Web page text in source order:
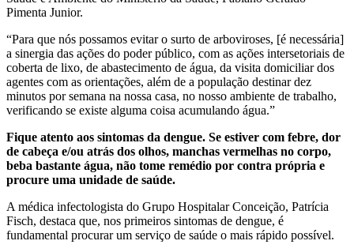
Pimenta Junior.
“Para que nós possamos evitar o surto de arboviroses, [é necessária]
a sinergia das ações do poder público, com as ações intersetoriais de
coberta de lixo, de abastecimento de água, da visita domiciliar dos
agentes com as orientações, além de a população destinar dez
minutos por semana na nossa casa, no nosso ambiente de trabalho,
verificando se existe alguma coisa acumulando água.”
Fique atento aos sintomas da dengue. Se estiver com febre, dor
de cabeça e/ou atrás dos olhos, manchas vermelhas no corpo,
beba bastante água, não tome remédio por contra própria e
procure uma unidade de saúde.
A médica infectologista do Grupo Hospitalar Conceição, Patrícia
Fisch, destaca que, nos primeiros sintomas de dengue, é
fundamental procurar um serviço de saúde o mais rápido possível.